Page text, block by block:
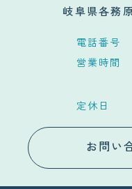
岐阜県各務
電話番号
営業時間
定休日
お問い